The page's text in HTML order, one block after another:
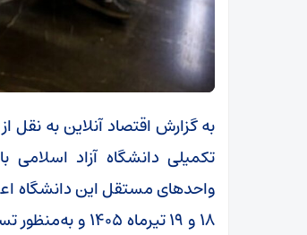
به گزارش اقتصاد آنلاین به
تکمیلی دانشگاه آزاد
واحد‌های مستقل این دانشگاه
۱۸ و ۱۹